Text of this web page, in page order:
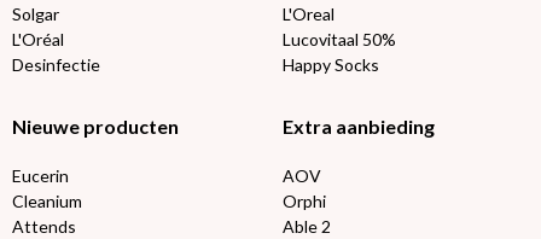
Solgar
L'Oréal
Desinfectie
L'Oreal
Lucovitaal 50%
Happy Socks
Nieuwe producten
Eucerin
Cleanium
Attends
Extra aanbieding
AOV
Orphi
Able 2